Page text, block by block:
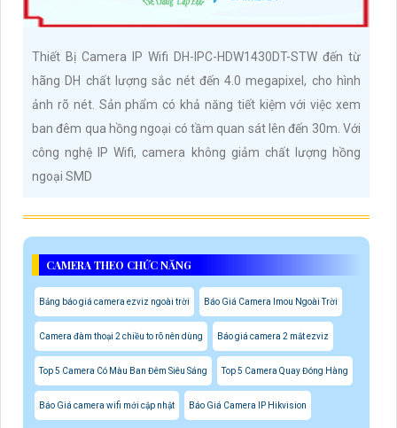
Thiết Bị Camera IP Wifi DH-IPC-HDW1430DT-STW đến từ
hãng DH chất lượng sắc nét đến 4.0 megapixel, cho hình
ảnh rõ nét. Sản phẩm có khả năng tiết kiệm với việc xem
ban đêm qua hồng ngoại có tầm quan sát lên đến 30m. Với
công nghệ IP Wifi, camera không giảm chất lượng hồng
ngoại SMD
CAMERA THEO CHỨC NĂNG
Bảng báo giá camera ezviz ngoài trời Báo Giá Camera Imou Ngoài Trời
Camera đàm thoại 2 chiều to rõ nên dùng Báo giá camera 2 mắt ezviz
Top 5 Camera Có Màu Ban Đêm Siêu Sáng Top 5 Camera Quay Đóng Hàng
Báo Giá camera wifi mới cập nhật Báo Giá Camera IP Hikvision